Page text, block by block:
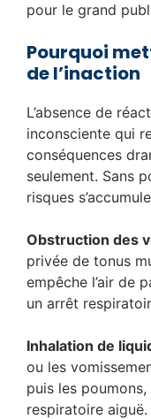
pour le grand
Pourquoi
de l’inaction
L’absence de
inconsciente qui
conséquences
seulement. Sans
risques
Obstruction des
privée de tonus
empêche l’air de
un arrêt
Inhalation de
ou les
puis les
respiratoire